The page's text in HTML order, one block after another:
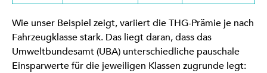
Wie unser Beispiel zeigt, variiert die THG-Prämie je nach
Fahrzeugklasse stark. Das liegt daran, dass das
Umweltbundesamt (UBA) unterschiedliche pauschale
Einsparwerte für die jeweiligen Klassen zugrunde legt: